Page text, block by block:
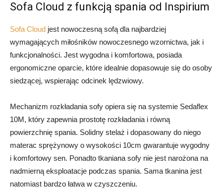
Sofa Cloud z funkcją spania od Inspirium
Sofa Cloud jest nowoczesną sofą dla najbardziej
wymagających miłośników nowoczesnego wzornictwa, jak i
funkcjonalności. Jest wygodna i komfortowa, posiada
ergonomiczne oparcie, które idealnie dopasowuje się do osoby
siedzącej, wspierając odcinek lędzwiowy.
Mechanizm rozkładania sofy opiera się na systemie Sedaflex
10M, który zapewnia prostotę rozkładania i równą
powierzchnię spania. Solidny stelaż i dopasowany do niego
materac sprężynowy o wysokości 10cm gwarantuje wygodny
i komfortowy sen. Ponadto tkaniana sofy nie jest narożona na
nadmierną eksploatacje podczas spania. Sama tkanina jest
natomiast bardzo łatwa w czyszczeniu.